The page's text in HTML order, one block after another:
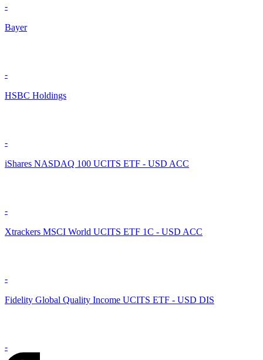
-
Bayer
-
HSBC Holdings
-
iShares NASDAQ 100 UCITS ETF - USD ACC
-
Xtrackers MSCI World UCITS ETF 1C - USD ACC
-
Fidelity Global Quality Income UCITS ETF - USD DIS
-